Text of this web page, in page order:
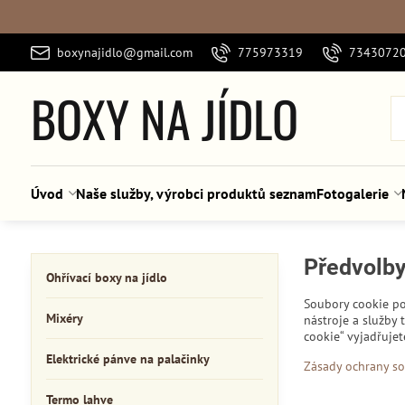
boxynajidlo@gmail.com 775973319
BOXY NA JÍDLO
Úvod Naše služby, výrobci produktů seznamFotogalerie
Soubory cookie
nástroje a služby
cookie“
Zásady ochrany
Ohřívací boxy na jídlo
Mixéry
Elektrické pánve na palačinky
Termo lahve